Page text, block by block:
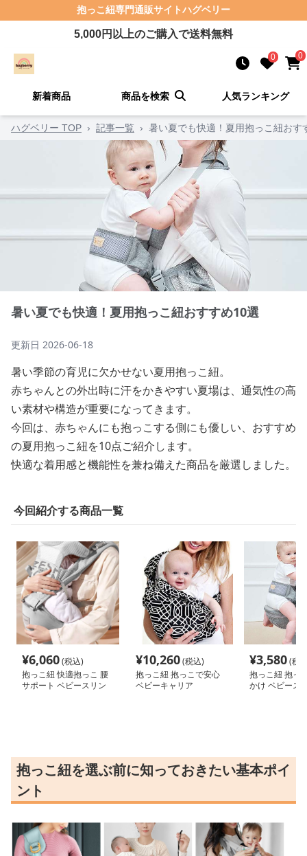
抱っこ紐専門通販サイトハグベリー
5,000円以上のご購入で送料無料
0 0
新着商品 商品を検索 人気ランキング
ハグベリー TOP › 記事一覧 › 暑い夏でも快適！夏用抱っこ紐おす
暑い夏でも快適！夏用抱っこ紐おすすめ10選
更新日 2026-06-18
暑い季節の育児に欠かせない夏用抱っこ紐。
赤ちゃんとの外出時に汗をかきやすい夏場は、通気性の高
い素材や構造が重要になってきます。
今回は、赤ちゃんにも抱っこする側にも優しい、おすすめ
の夏用抱っこ紐を10点ご紹介します。
快適な着用感と機能性を兼ね備えた商品を厳選しました。
今回紹介する商品一覧
¥6,060(税込)
抱っこ紐 快適抱っこ 腰
サポート ベビースリン
¥10,260(税込)
抱っこ紐 抱っこで安心
ベビーキャリア
¥3,580(税
抱っこ紐 抱っ
かけ ベビース
抱っこ紐を選ぶ前に知っておきたい基本ポイ
ント